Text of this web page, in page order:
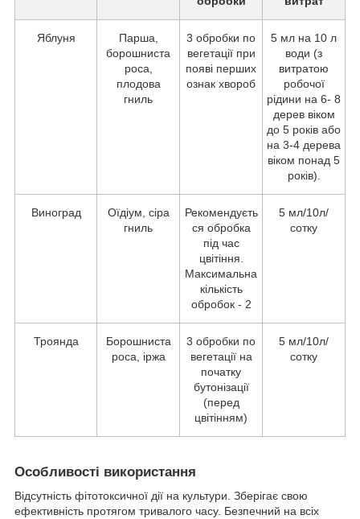
Яблуня
Парша,
борошниста
роса,
плодова
гниль
3 обробки по
вегетації при
появі перших
ознак хвороб
5 мл на 10 л
води (з
витратою
робочої
рідини на 6- 8
дерев віком
до 5 років або
на 3-4 дерева
віком понад 5
років).
Виноград
Оїдіум, сіра
гниль
Рекомендуєть
ся обробка
під час
цвітіння.
Максимальна
кількість
обробок - 2
5 мл/10л/
сотку
Троянда
Борошниста
роса, іржа
3 обробки по
вегетації на
початку
бутонізації
(перед
цвітінням)
5 мл/10л/
сотку
Особливості використання
Відсутність фітотоксичної дії на культури. Зберігає свою
ефективність протягом тривалого часу. Безпечний на всіх